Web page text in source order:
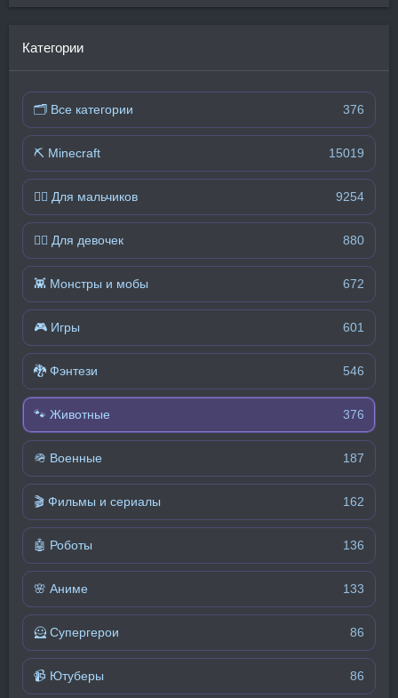
Категории
🗂 Все категории 376
⛏️ Minecraft 15019
🧍‍♂️ Для мальчиков 9254
🧍‍♀️ Для девочек 880
👾 Монстры и мобы 672
🎮 Игры 601
🐉 Фэнтези 546
🐾 Животные 376
🪖 Военные 187
🎬 Фильмы и сериалы 162
🤖 Роботы 136
🌸 Аниме 133
🦸 Супергерои 86
📹 Ютуберы 86